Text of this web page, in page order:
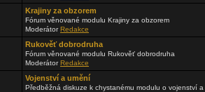
Krajiny za obzorem
Fórum věnované modulu Krajiny za obzorem
ModerátorRedakce
Rukověť dobrodruha
Fórum věnované modulu Rukověť dobrodruha
ModerátorRedakce
Vojenství a umění
Předběžná diskuze k chystanému modulu o vojenství